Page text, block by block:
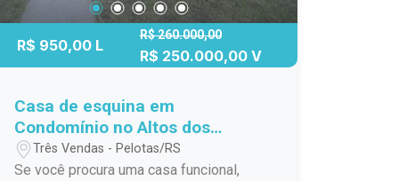
R$ 950,00 L
R$ 260.000,00
R$ 250.000,00 V
Casa de esquina em
Condomínio no Altos dos
Jerivás - Conforto, Segurança
e Qualidade de Vida
Três Vendas - Pelotas/RS
Se você procura uma casa funcional,